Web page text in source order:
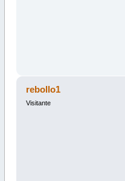
rebollo1
Visitante